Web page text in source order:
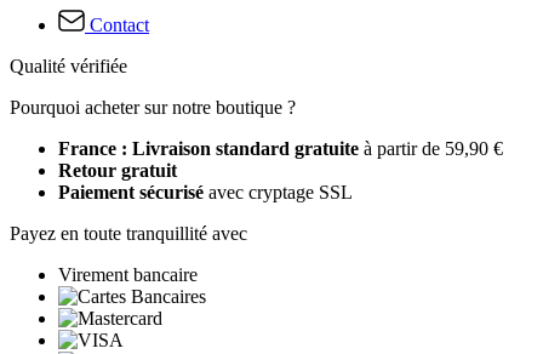
Contact
Qualité vérifiée
Pourquoi acheter sur notre boutique ?
France : Livraison standard gratuite à partir de 59,90 €
Retour gratuit
Paiement sécurisé avec cryptage SSL
Payez en toute tranquillité avec
Virement bancaire